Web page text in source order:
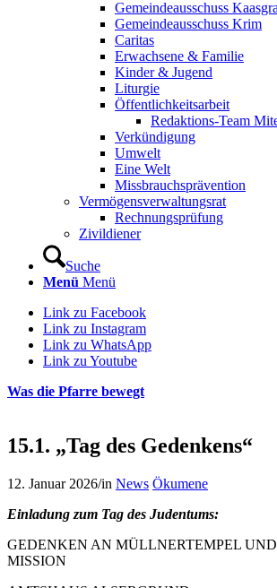
Gemeindeausschuss
Gemeindeausschuss Krim
Caritas
Erwachsene & Familie
Kinder & Jugend
Liturgie
Öffentlichkeitsarbeit
Redaktions-Team
Verkündigung
Umwelt
Eine Welt
Missbrauchsprävention
Vermögensverwaltungsrat
Rechnungsprüfung
Zivildiener
Suche
Menü Menü
Link zu Facebook
Link zu Instagram
Link zu WhatsApp
Link zu Youtube
Was die Pfarre bewegt
15.1. „Tag des Gedenkens“
12. Januar 2026/in News Ökumene
Einladung zum Tag des Judentums:
GEDENKEN AN MÜLLNERTEMPEL
MISSION